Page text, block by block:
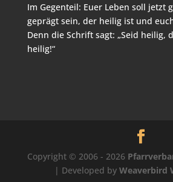
Im Gegenteil: Euer Leben soll jetzt
geprägt sein, der heilig ist und
Denn die Schrift sagt: „Seid heilig,
heilig!“
Copyright © 2006 - 2026
| Developed by Weaverbird